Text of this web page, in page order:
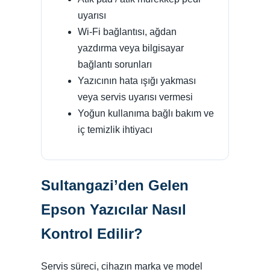
uyarısı
Wi-Fi bağlantısı, ağdan
yazdırma veya bilgisayar
bağlantı sorunları
Yazıcının hata ışığı yakması
veya servis uyarısı vermesi
Yoğun kullanıma bağlı bakım ve
iç temizlik ihtiyacı
Sultangazi’den Gelen
Epson Yazıcılar Nasıl
Kontrol Edilir?
Servis süreci, cihazın marka ve model